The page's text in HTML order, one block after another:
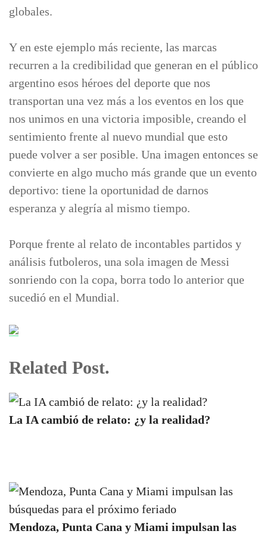
globales.
Y en este ejemplo más reciente, las marcas
recurren a la credibilidad que generan en el público
argentino esos héroes del deporte que nos
transportan una vez más a los eventos en los que
nos unimos en una victoria imposible, creando el
sentimiento frente al nuevo mundial que esto
puede volver a ser posible. Una imagen entonces se
convierte en algo mucho más grande que un evento
deportivo: tiene la oportunidad de darnos
esperanza y alegría al mismo tiempo.
Porque frente al relato de incontables partidos y
análisis futboleros, una sola imagen de Messi
sonriendo con la copa, borra todo lo anterior que
sucedió en el Mundial.
Related Post.
La IA cambió de relato: ¿y la realidad?
Mendoza, Punta Cana y Miami impulsan las